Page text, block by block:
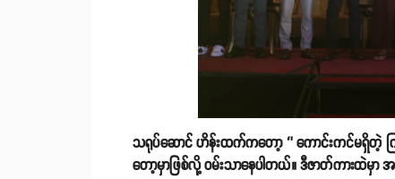
သရုပ်ဆောင် ဟိန်းထက်ကတော့ ‘’ ကောင်းကင်မရှိတဲ့
တော့မှာဖြစ်လို့ ဝမ်းသာနေပါတယ်။ ဒီဇာတ်ကားထဲမှ